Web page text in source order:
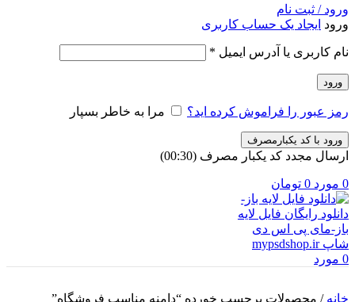
ورود / ثبت نام
ورود ایجاد یک حساب کاربری
نام کاربری یا آدرس ایمیل *
ورود
رمز عبور را فراموش کرده اید؟ مرا به خاطر بسپار
ورود با کد یکبارمصرف
ارسال مجدد کد یکبار مصرف (00:
30
)
0 مورد 0 تومان
0 مورد
خانه/ محصولات برچسب خورده “دامنه مناسب فروشگاه”